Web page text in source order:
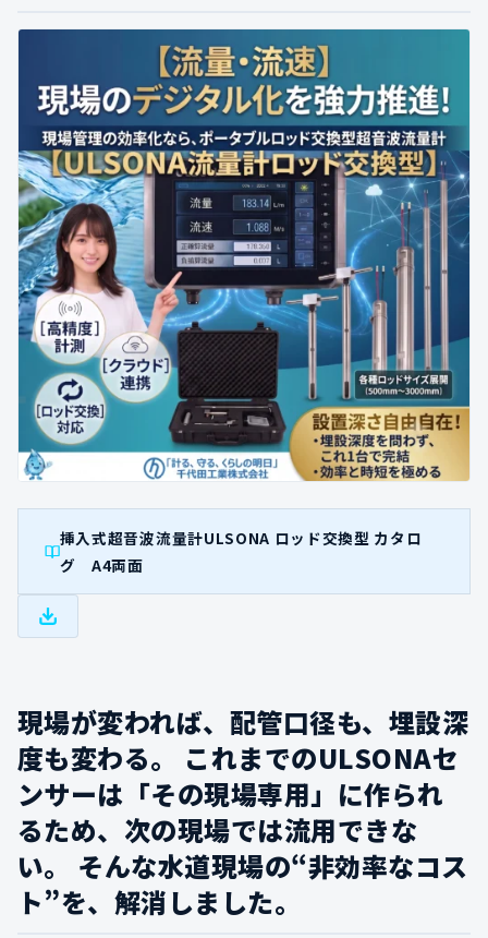
挿入式超音波流量計ULSONA ロッド交換型 カタロ
グ A4両面
現場が変われば、配管口径も、埋設深
度も変わる。 これまでのULSONAセ
ンサーは「その現場専用」に作られ
るため、次の現場では流用できな
い。 そんな水道現場の“非効率なコス
ト”を、解消しました。